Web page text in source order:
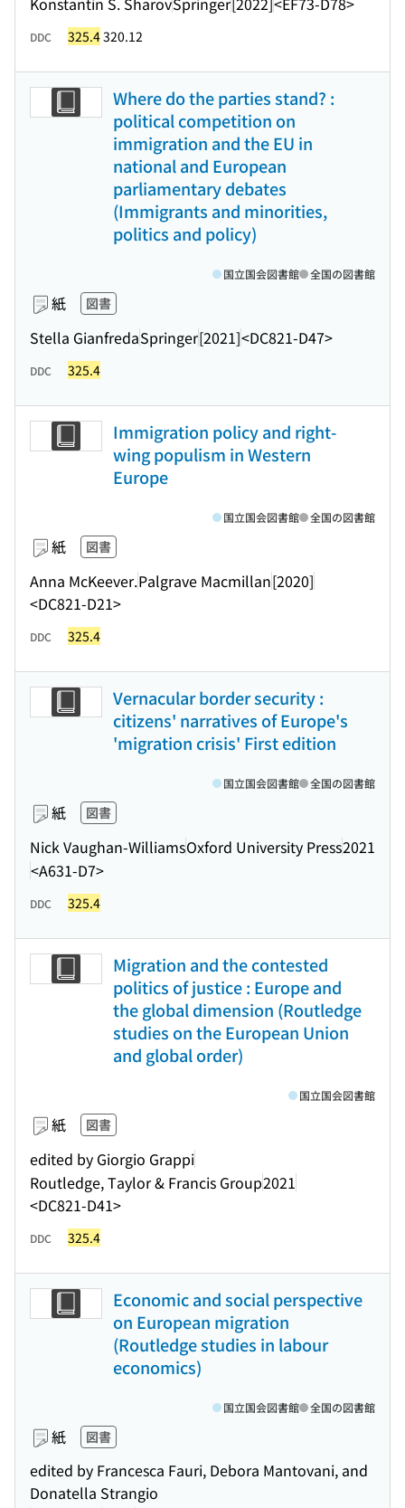
DDC 325.4320.12
Where do the parties stand? :
political competition on
immigration and the EU in
national and European
parliamentary debates
(Immigrants and minorities,
politics and policy)
紙 図書
Stella GianfredaSpringer[2021]<DC821-D47>
国立国会図書館 全国の図書館
DDC 325.4
Immigration policy and right-
wing populism in Western
Europe
紙 図書
Anna McKeever.Palgrave Macmillan[2020]
<DC821-D21>
国立国会図書館 全国の図書館
DDC 325.4
Vernacular border security :
citizens' narratives of Europe's
'migration crisis' First edition
紙 図書
Nick Vaughan-WilliamsOxford University Press2021
<A631-D7>
国立国会図書館 全国の図書館
DDC 325.4
Migration and the contested
politics of justice : Europe and
the global dimension (Routledge
studies on the European Union
and global order)
紙 図書
edited by Giorgio Grappi
Routledge, Taylor & Francis Group2021
<DC821-D41>
国立国会図書館
DDC 325.4
Economic and social perspective
on European migration
(Routledge studies in labour
economics)
紙 図書
edited by Francesca Fauri, Debora Mantovani, and
Donatella Strangio
国立国会図書館 全国の図書館